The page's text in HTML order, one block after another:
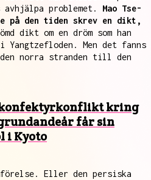
problemet. Mao Tse-
på den tiden skrev en dikt,
dikt om en dröm som han
i Yangtzefloden. Men det fanns
norra stranden till den
konfektyrkonflikt kring
får sin
i Kyoto
Eller den persiska